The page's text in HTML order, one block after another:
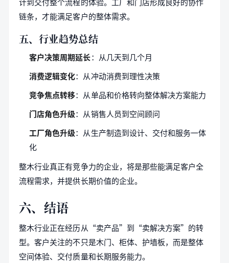
链条，才能满足客户的整体需求。
五、行业趋势总结
客户决策周期延长：从几天到几个月
消费逻辑变化：从冲动消费到理性决策
竞争焦点转移：从单品和价格转向整体解决方案能力
门店角色升级：从销售人员到空间顾问
工厂角色升级：从生产制造到设计、交付和服务一体
化
整木行业真正有竞争力的企业，将是那些能满足客户全
流程需求，并提供长期价值的企业。
六、结语
整木行业正在经历从“卖产品”到“卖解决方案”的转
型。客户关注的不只是木门、柜体、护墙板，而是整体
空间体验、交付质量和长期服务能力。